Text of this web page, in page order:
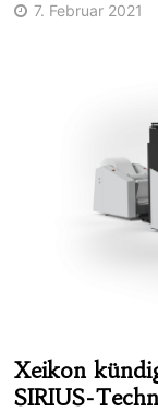
7. Februar 2021
Xeikon
SIRIUS-